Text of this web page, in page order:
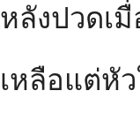
หลังปวดเ
เหลือแต่หั